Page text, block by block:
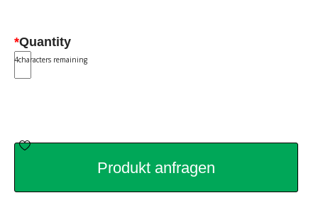
*Quantity
4characters remaining
Produkt anfragen